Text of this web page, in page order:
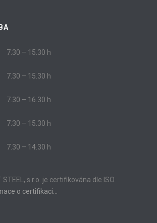
7.30 – 15.30 h
7.30 – 15.30 h
7.30 – 16.30 h
7.30 – 15.30 h
7.30 – 14.30 h
s.r.o. je certifikována dle ISO
o certifikaci…